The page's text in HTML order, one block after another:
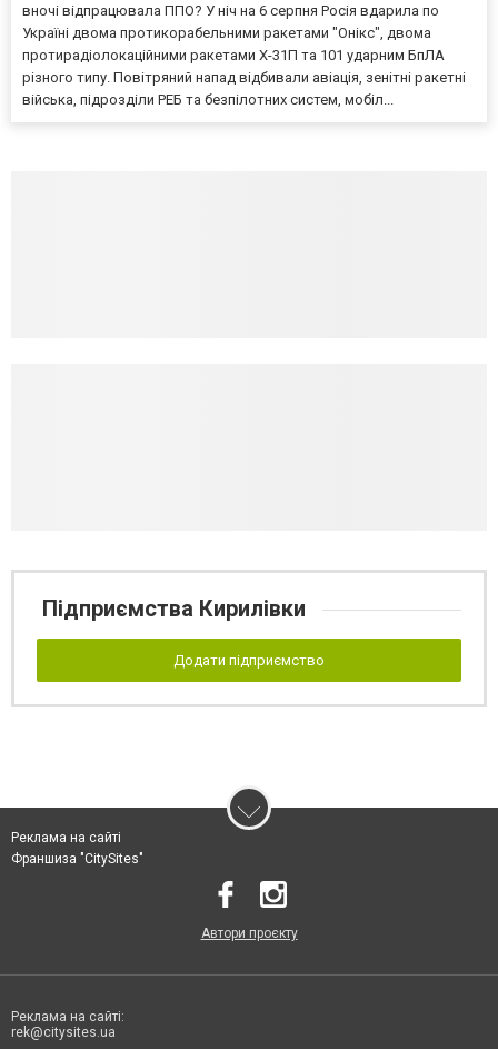
вночі відпрацювала ППО? У ніч на 6 серпня Росія вдарила по
Україні двома протикорабельними ракетами "Онікс", двома
протирадіолокаційними ракетами Х-31П та 101 ударним БпЛА
різного типу. Повітряний напад відбивали авіація, зенітні ракетні
війська, підрозділи РЕБ та безпілотних систем, мобіл...
Підприємства Кирилівки
Додати підприємство
Реклама на сайті
Франшиза "CitySites"
Автори проєкту
Реклама на сайті:
rek@citysites.ua